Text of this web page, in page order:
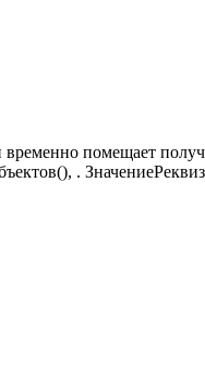
временно помещает
.